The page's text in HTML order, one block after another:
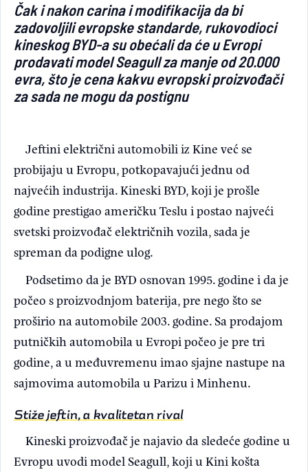
Čak i nakon carina i modifikacija da bi
zadovoljili evropske standarde, rukovodioci
kineskog BYD-a su obećali da će u Evropi
prodavati model Seagull za manje od 20.000
evra, što je cena kakvu evropski proizvođači
za sada ne mogu da postignu
Jeftini električni automobili iz Kine već se
probijaju u Evropu, potkopavajući jednu od
najvećih industrija. Kineski BYD, koji je prošle
godine prestigao američku Teslu i postao najveći
svetski proizvođač električnih vozila, sada je
spreman da podigne ulog.
Podsetimo da je BYD osnovan 1995. godine i da je
počeo s proizvodnjom baterija, pre nego što se
proširio na automobile 2003. godine. Sa prodajom
putničkih automobila u Evropi počeo je pre tri
godine, a u međuvremenu imao sjajne nastupe na
sajmovima automobila u Parizu i Minhenu.
Stiže jeftin, a kvalitetan rival
Kineski proizvođač je najavio da sledeće godine u
Evropu uvodi model Seagull, koji u Kini košta